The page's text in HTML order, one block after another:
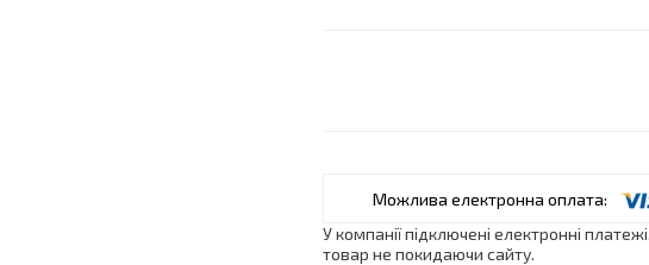
У компанії підключені електронні
товар не покидаючи сайту.